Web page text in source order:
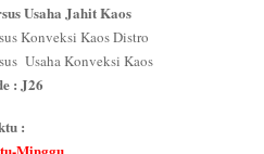
Usaha Jahit Kaos
Konveksi Kaos Distro
Usaha Konveksi Kaos
: J26
: